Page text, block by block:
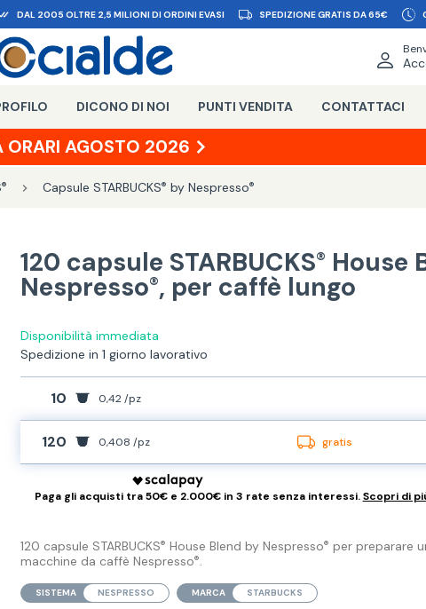
DAL 2005 OLTRE 2,5 MILIONI DI ORDINI EVASI SPEDIZIONE GRATIS DA 65€
DICONO DI NOI PUNTI VENDITA CONTATTACI
ORARI AGOSTO 2026
® Capsule STARBUCKS® by Nespresso®
120 capsule STARBUCKS® House
Nespresso®, per caffè lungo
Disponibilità immediata
Spedizione in 1 giorno lavorativo
10 0,42 /pz
120 0,408 /pz gratis
Paga gli acquisti tra 50€ e 2.000€ in 3 rate senza interessi.Scopri di
120 capsule STARBUCKS® House Blend by Nespresso® per preparare
macchine da caffè Nespresso®.
SISTEMA NESPRESSO MARCA STARBUCKS